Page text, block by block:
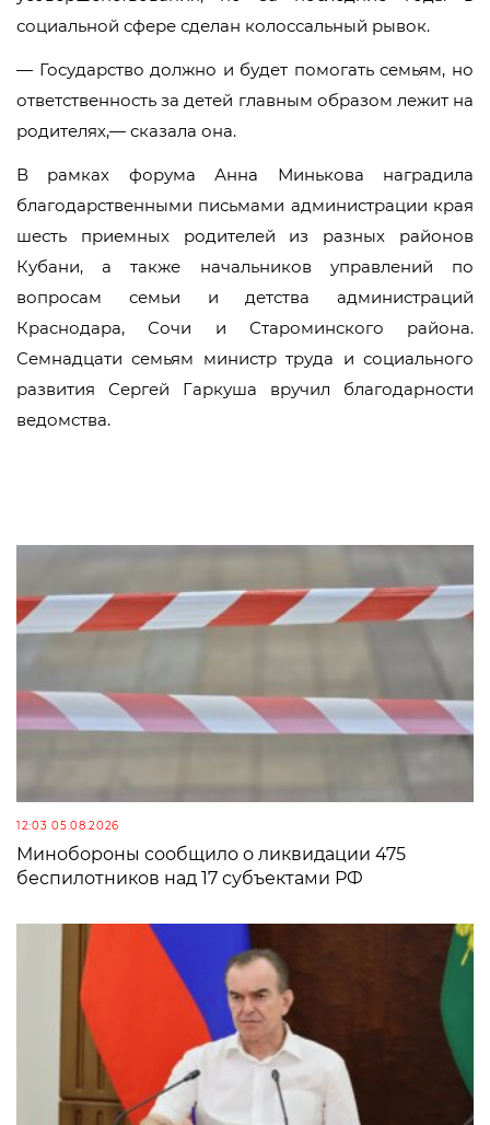
социальной сфере сделан колоссальный рывок.
— Государство должно и будет помогать семьям, но
ответственность за детей главным образом лежит на
родителях,— сказала она.
В рамках форума Анна Минькова наградила
благодарственными письмами администрации края
шесть приемных родителей из разных районов
Кубани, а также начальников управлений по
вопросам семьи и детства администраций
Краснодара, Сочи и Староминского района.
Семнадцати семьям министр труда и социального
развития Сергей Гаркуша вручил благодарности
ведомства.
12:03 05.08.2026
Минобороны сообщило о ликвидации 475
беспилотников над 17 субъектами РФ